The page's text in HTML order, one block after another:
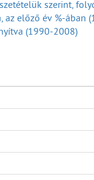
szerint,
az előző év %-ában
(1990-2008)
2008)
szektorban
szektor befektetett
szektor jegyzett
szektorban
szektorban